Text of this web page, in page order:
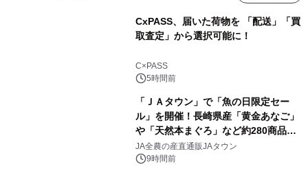
CxPASS、届いた荷物を 「配送」「買
取査定」から選択可能に！
C×PASS
5時間前
「ＪＡタウン」で「魚の日限定セー
ル」を開催！長崎県産「黄金あなご」
や「天然本まぐろ」など約280商品を
販売！～毎月１０日の定例企画～
JA全農の産直通販JAタウン
9時間前